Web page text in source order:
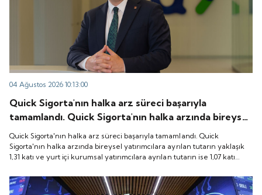
04 Ağustos 2026 10:13:00
Quick Sigorta'nın halka arz süreci başarıyla
tamamlandı. Quick Sigorta'nın halka arzında bireysel
yatırımcılara ayrılan tutarın yaklaşık 1,31 katı ve yurt
içi kurumsal yatırımcılara ayrılan tutarın ise 1,07 katı
talep geldi. Quick Sigorta, 6 Ağustos 2026 tarihinde
görmeye başlayacak.
Quick Sigorta'nın halka arz süreci başarıyla tamamlandı. Quick
Sigorta'nın halka arzında bireysel yatırımcılara ayrılan tutarın yaklaşık
1,31 katı ve yurt içi kurumsal yatırımcılara ayrılan tutarın ise 1,07 katı
koduyla Borsa İstanbul'da işlem görmeye başlayacak.